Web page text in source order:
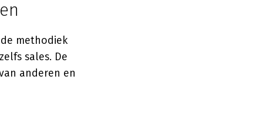
methodiek
sales. De
anderen en